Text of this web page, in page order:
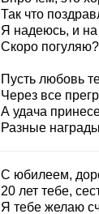
Так что
Я надеюсь, и
Скоро погуляю?
Пусть любовь
Через все
А удача
Разные
С юбилеем,
20 лет тебе,
Я тебе желаю